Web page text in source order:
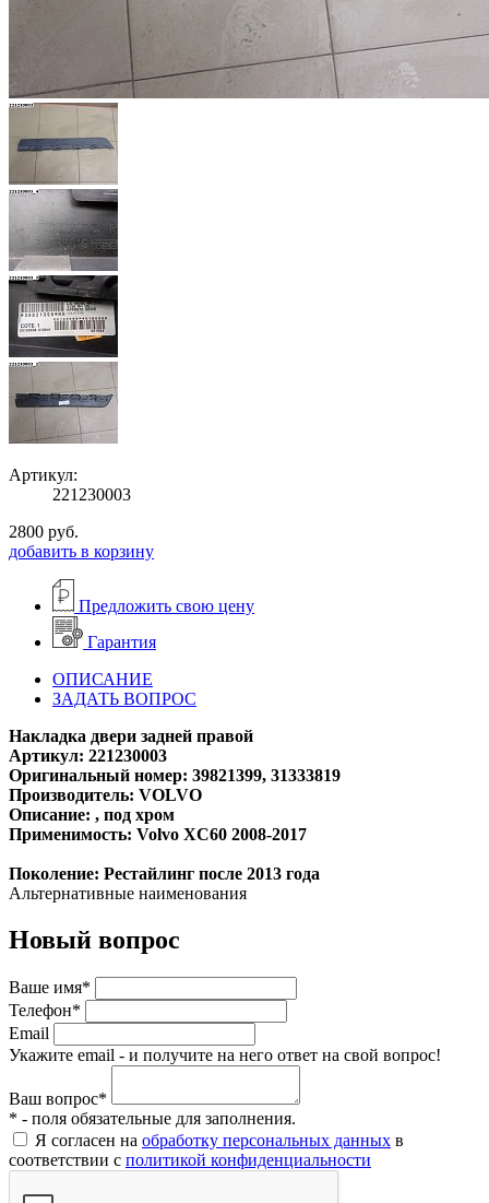
Артикул:
221230003
2800 руб.
добавить в корзину
Предложить свою цену
Гарантия
ОПИСАНИЕ
ЗАДАТЬ ВОПРОС
Накладка двери задней правой
Артикул: 221230003
Оригинальный номер: 39821399, 31333819
Производитель: VOLVO
Описание: , под хром
Применимость: Volvo XC60 2008-2017
Поколение: Рестайлинг после 2013 года
Альтернативные наименования
Новый вопрос
Ваше имя*
Телефон*
Email
Укажите email - и получите на него ответ на свой вопрос!
Ваш вопрос*
* - поля обязательные для заполнения.
Я согласен на обработку персональных данных в
соответствии с политикой конфиденциальности